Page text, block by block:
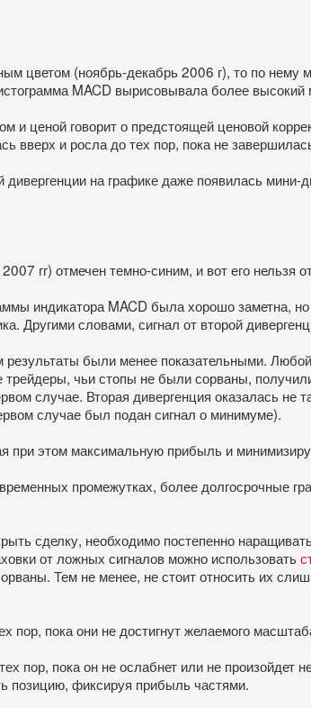
цветом (ноябрь-декабрь 2006 г), то по нему
MACD вырисовывала более
и ценой говорит о предстоящей ценовой
и росла до тех пор, пока не
на графике даже появилась мини-
гг) отмечен темно-синим, и вот его нельзя
индикатора MACD была хорошо заметна,
Другими словами, сигнал от второй
были менее показательными.
чьи стопы не были сорваны,
случае. Вторая дивергенция оказалась не
случае был подан сигнал о минимуме).
при этом максимальную прибыль и
промежутках, более долгосрочные
сделку, необходимо постепенно
от ложных сигналов можно использовать
Тем не менее, не стоит относить их
пока они не достигнут желаемого
пор, пока он не ослабнет или не произойдет
позицию, фиксируя прибыль частями.